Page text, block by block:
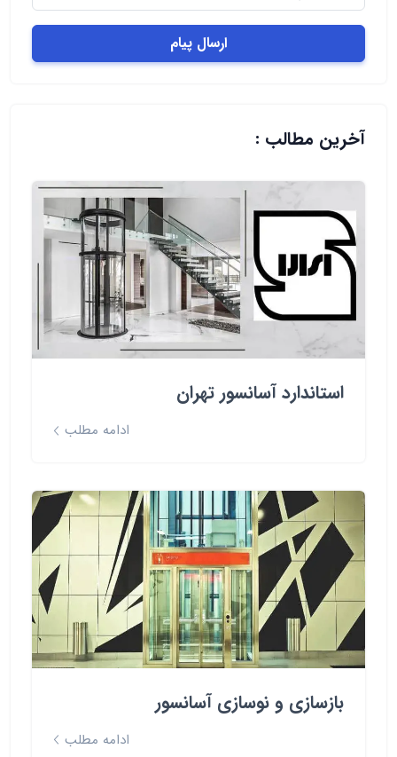
ارسال پیام
آخرین مطالب :
استاندارد آسانسور تهران
ادامه مطلب
بازسازی و نوسازی آسانسور
ادامه مطلب